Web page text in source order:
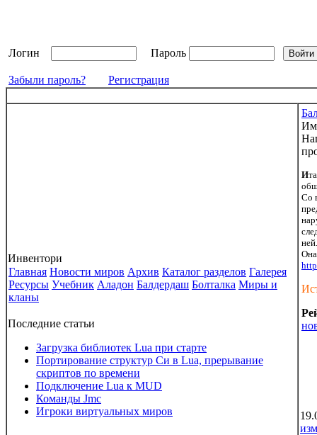
Логин Пароль
Забыли пароль? Регистрация
Инвентори
Главная Новости миров Архив Каталог разделов Галерея
Ресурсы Учебник Аладон Балдердаш Болталка Миры и
кланы
Последние статьи
Загрузка библиотек Lua при старте
Портирование структур Си в Lua, прерывание
скриптов по времени
Подключение Lua к MUD
Команды Jmc
Игроки виртуальных миров
И
Со
ней.